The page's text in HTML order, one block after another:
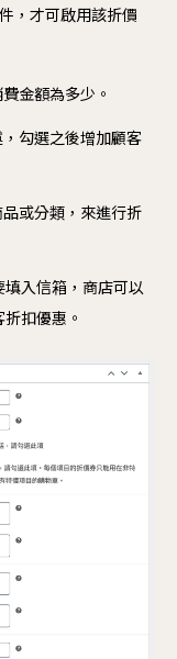
，才可啟用該折價
金額為多少。
勾選之後增加顧客
或分類，來進行折
入信箱，商店可以
扣優惠。